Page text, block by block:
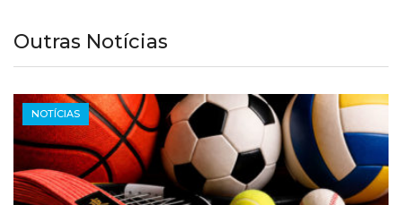
Outras Notícias
NOTÍCIAS